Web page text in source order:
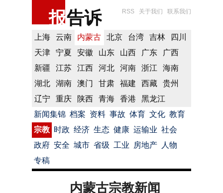
报告诉 RSS 关于我们 联系我们
上海 云南 内蒙古 北京 台湾 吉林
四川
天津
宁夏 安徽 山东 山西 广东
广西
新疆
江苏 江西 河北 河南 浙江
海南
湖北
湖南 澳门 甘肃 福建 西藏
贵州
辽宁
重庆 陕西 青海 香港
黑龙江
新闻集锦 档案 资料 事故 体育 文化 教育
宗教 时政 经济 生态 健康 运输业 社会
政府 安全 城市 省级 工业 房地产
人物
专稿
内蒙古宗教新闻